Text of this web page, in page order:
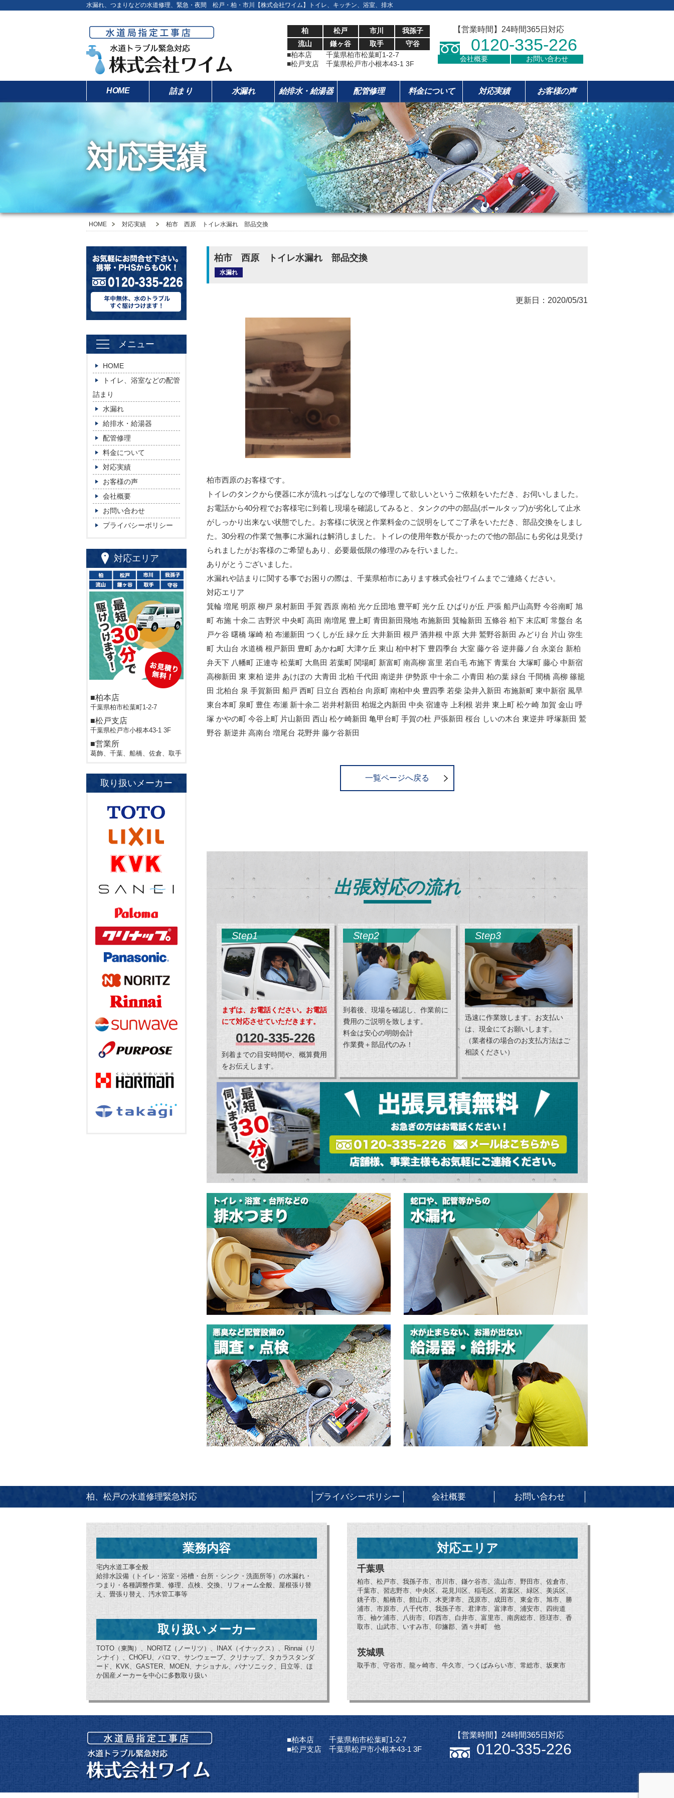
水漏れ、つまりなどの水道修理、緊急・夜間 松戸・柏・市川【株式会社ワイム】トイレ、キッチン、浴室、排水
柏 松戸 市川
我孫子
流山
鎌ヶ谷 取手
守谷
■柏本店 千葉県柏市松葉町1-2-7
■松戸支店 千葉県松戸市小根本43-1 3F
【営業時間】24時間365日対応
0120-335-226
会社概要 お問い合わせ
HOME 詰まり 水漏れ 給排水・給湯器 配管修理 料金について 対応実績 お客様の声
対応実績
HOME 対応実績 柏市 西原 トイレ水漏れ 部品交換
柏市 西原 トイレ水漏れ 部品交換
水漏れ
更新日：2020/05/31
柏市西原のお客様です。
トイレのタンクから便器に水が流れっぱなしなので修理して欲しいというご依頼をいただき、お伺いしました。
お電話から40分程でお客様宅に到着し現場を確認してみると、タンクの中の部品(ボールタップ)が劣化して止水
がしっかり出来ない状態でした。お客様に状況と作業料金のご説明をしてご了承をいただき、部品交換をしまし
た。30分程の作業で無事に水漏れは解消しました。トイレの使用年数が長かったので他の部品にも劣化は見受け
られましたがお客様のご希望もあり、必要最低限の修理のみを行いました。
ありがとうございました。
水漏れや詰まりに関する事でお困りの際は、千葉県柏市にあります株式会社ワイムまでご連絡ください。
対応エリア
箕輪 増尾 明原 柳戸 泉村新田 手賀 西原 南柏 光ケ丘団地 豊平町 光ケ丘 ひばりが丘 戸張 船戸山高野 今谷南町 旭
町 布施 十余二 吉野沢 中央町 高田 南増尾 豊上町 青田新田飛地 布施新田 箕輪新田 五條谷 柏下 末広町 常盤台 名
戸ケ谷 曙橋 塚崎 柏 布瀬新田 つくしが丘 緑ケ丘 大井新田 根戸 酒井根 中原 大井 鷲野谷新田 みどり台 片山 弥生
町 大山台 水道橋 根戸新田 豊町 あかね町 大津ケ丘 東山 柏中村下 豊四季台 大室 藤ケ谷 逆井藤ノ台 永楽台 新柏
弁天下 八幡町 正連寺 松葉町 大島田 若葉町 関場町 新富町 南高柳 富里 若白毛 布施下 青葉台 大塚町 藤心 中新宿
高柳新田 東 東柏 逆井 あけぼの 大青田 北柏 千代田 南逆井 伊勢原 中十余二 小青田 柏の葉 緑台 千間橋 高柳 篠籠
田 北柏台 泉 手賀新田 船戸 西町 日立台 西柏台 向原町 南柏中央 豊四季 若柴 染井入新田 布施新町 東中新宿 風早
東台本町 泉町 豊住 布瀬 新十余二 岩井村新田 柏堀之内新田 中央 宿連寺 上利根 岩井 東上町 松ケ崎 加賀 金山 呼
塚 かやの町 今谷上町 片山新田 西山 松ケ崎新田 亀甲台町 手賀の杜 戸張新田 桜台 しいの木台 東逆井 呼塚新田 鷲
野谷 新逆井 高南台 増尾台 花野井 藤ケ谷新田
一覧ページへ戻る
出張対応の流れ
Step1
まずは、お電話ください。お電話
にて対応させていただきます。
0120-335-226
到着までの目安時間や、概算費用
をお伝えします。
Step2
到着後、現場を確認し、作業前に
費用のご説明を致します。
料金は安心の明朗会計
作業費＋部品代のみ！
Step3
迅速に作業致します。お支払い
は、現金にてお願いします。
（業者様の場合のお支払方法はご
相談ください）
メニュー
HOME
トイレ、浴室などの配管
詰まり
水漏れ
給排水・給湯器
配管修理
料金について
対応実績
お客様の声
会社概要
お問い合わせ
プライバシーポリシー
対応エリア
■柏本店
千葉県柏市松葉町1-2-7
■松戸支店
千葉県松戸市小根本43-1 3F
■営業所
葛飾、千葉、船橋、佐倉、取手
取り扱いメーカー
柏、松戸の水道修理緊急対応 プライバシーポリシー 会社概要 お問い合わせ
業務内容
宅内水道工事全般
給排水設備（トイレ・浴室・浴槽・台所・シンク・洗面所等）の水漏れ・
つまり・各種調整作業、修理、点検、交換、リフォーム全般、屋根張り替
え、畳張り替え、汚水管工事等
取り扱いメーカー
TOTO（東陶）、NORITZ（ノーリツ）、INAX（イナックス）、Rinnai（リ
ンナイ）、CHOFU、パロマ、サンウェーブ、クリナップ、タカラスタンダ
ード、KVK、GASTER、MOEN、ナショナル、パナソニック、日立等、ほ
か国産メーカーを中心に多数取り扱い
対応エリア
千葉県
柏市、松戸市、我孫子市、市川市、鎌ケ谷市、流山市、野田市、佐倉市、
千葉市、習志野市、中央区、花見川区、稲毛区、若葉区、緑区、美浜区、
銚子市、船橋市、館山市、木更津市、茂原市、成田市、東金市、旭市、勝
浦市、市原市、八千代市、我孫子市、君津市、富津市、浦安市、四街道
市、袖ケ浦市、八街市、印西市、白井市、富里市、南房総市、匝瑳市、香
取市、山武市、いすみ市、印旛郡、酒々井町 他
茨城県
取手市、守谷市、龍ヶ崎市、牛久市、つくばみらい市、常総市、坂東市
■柏本店 千葉県柏市松葉町1-2-7
■松戸支店 千葉県松戸市小根本43-1 3F
【営業時間】24時間365日対応
0120-335-226